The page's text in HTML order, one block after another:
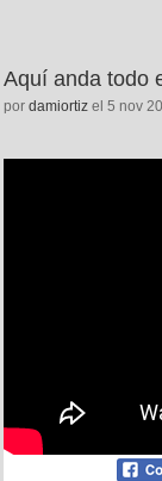
Aquí anda todo
por damiortiz el 5 nov